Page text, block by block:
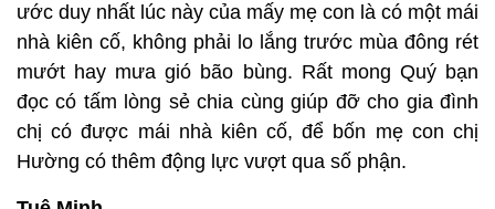
ước duy nhất lúc này của mấy mẹ con là có một mái
nhà kiên cố, không phải lo lắng trước mùa đông rét
mướt hay mưa gió bão bùng. Rất mong Quý bạn
đọc có tấm lòng sẻ chia cùng giúp đỡ cho gia đình
chị có được mái nhà kiên cố, để bốn mẹ con chị
Hường có thêm động lực vượt qua số phận.